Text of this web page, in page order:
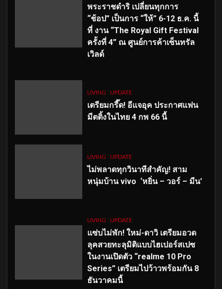
พระราชดำริ เปลี่ยนทุกการ
“ช้อป” เป็นการ “ให้” 6-12 ธ.ค. นี้
ที่ งาน “The Royal Gift Festival
ครั้งที่ 4” ณ ศูนย์การค้าเซ็นทรัล
เวิลด์
LIVING UPDATE
เตรียมกรี๊ด! อีแจอุค ประกาศแฟน
มีตติ้งในไทย 4 กพ 66 นี้
LIVING UPDATE
ไม่พลาดทุกวินาทีสำคัญ! สาม
หนุ่มบ้าน vivo ‘หยิ่น – วอร์ – มีน’
LIVING UPDATE
แซ่บไม่พัก! ใหม่-ดาวิ เตรียมอวด
ลุคสวยทะลุมิติแบบไฮเปอร์สเปซ
ในงานเปิดตัว “realme 10 Pro
Series” เตรียมไปว้าวพร้อมกัน 8
ธันวาคมนี้